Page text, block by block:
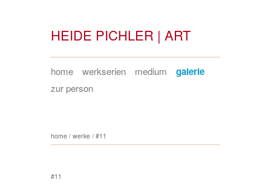
HEIDE PICHLER | ART
home werkserien medium galerie
zur person
home / werke / #11
#11